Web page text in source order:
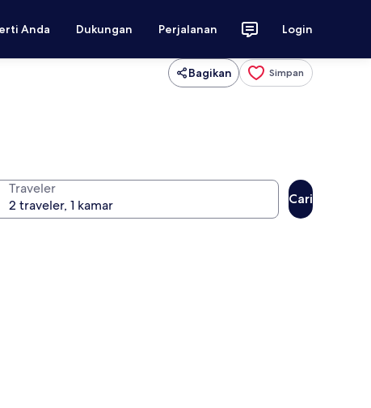
Anda Dukungan Perjalanan Login
Bagikan Simpan
Traveler
Cari